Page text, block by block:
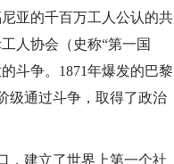
亚的千百万工人公认的共
人协会（史称“第一国
斗争。1871年爆发的巴黎
级通过斗争，取得了政治
，建立了世界上第一个社